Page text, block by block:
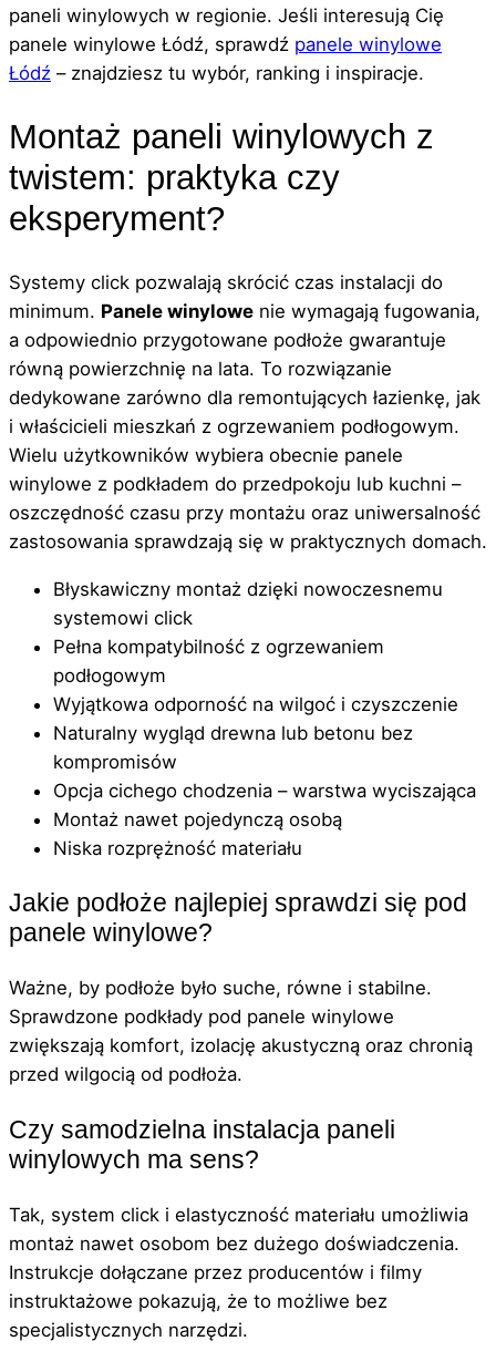
paneli winylowych w regionie. Jeśli interesują Cię
panele winylowe Łódź, sprawdź panele winylowe
Łódź – znajdziesz tu wybór, ranking i inspiracje.
Montaż paneli winylowych z
twistem: praktyka czy
eksperyment?
Systemy click pozwalają skrócić czas instalacji do
minimum. Panele winylowe nie wymagają fugowania,
a odpowiednio przygotowane podłoże gwarantuje
równą powierzchnię na lata. To rozwiązanie
dedykowane zarówno dla remontujących łazienkę, jak
i właścicieli mieszkań z ogrzewaniem podłogowym.
Wielu użytkowników wybiera obecnie panele
winylowe z podkładem do przedpokoju lub kuchni –
oszczędność czasu przy montażu oraz uniwersalność
zastosowania sprawdzają się w praktycznych domach.
Błyskawiczny montaż dzięki nowoczesnemu
systemowi click
Pełna kompatybilność z ogrzewaniem
podłogowym
Wyjątkowa odporność na wilgoć i czyszczenie
Naturalny wygląd drewna lub betonu bez
kompromisów
Opcja cichego chodzenia – warstwa wyciszająca
Montaż nawet pojedynczą osobą
Niska rozprężność materiału
Jakie podłoże najlepiej sprawdzi się pod
panele winylowe?
Ważne, by podłoże było suche, równe i stabilne.
Sprawdzone podkłady pod panele winylowe
zwiększają komfort, izolację akustyczną oraz chronią
przed wilgocią od podłoża.
Czy samodzielna instalacja paneli
winylowych ma sens?
Tak, system click i elastyczność materiału umożliwia
montaż nawet osobom bez dużego doświadczenia.
Instrukcje dołączane przez producentów i filmy
instruktażowe pokazują, że to możliwe bez
specjalistycznych narzędzi.